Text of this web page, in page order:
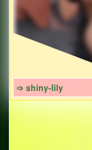
➩ shiny-lily